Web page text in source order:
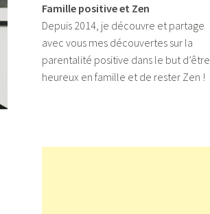
Famille positive et Zen
Depuis 2014, je découvre et partage
avec vous mes découvertes sur la
parentalité positive dans le but d’être
heureux en famille et de rester Zen !